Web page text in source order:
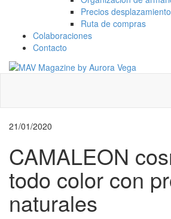
Precios
Ruta de compras
Colaboraciones
Contacto
21/01/2020
CAMALEON
todo color con
naturales